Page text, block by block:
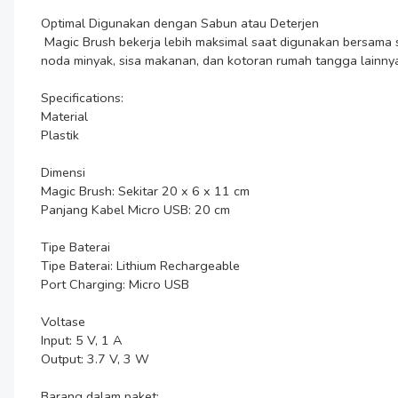
Optimal Digunakan dengan Sabun atau Deterjen
noda minyak, sisa makanan, dan kotoran rumah tangga
Specifications:
Material
Plastik
Dimensi
Magic Brush: Sekitar 20 x 6 x 11 cm
Panjang Kabel Micro USB: 20 cm
Tipe Baterai
Tipe Baterai: Lithium Rechargeable
Port Charging: Micro USB
Voltase
Input: 5 V, 1 A
Output: 3.7 V, 3 W